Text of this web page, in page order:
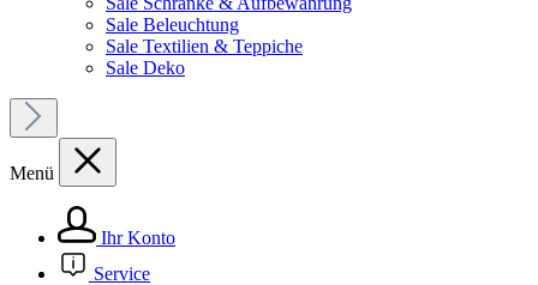
Sale Beleuchtung
Sale Textilien & Teppiche
Sale Deko
Menü
Ihr Konto
Service